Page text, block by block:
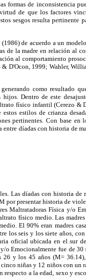
formas de inconsistencia
de que los factores
sesgos resulta pertinente
de acuerdo a un
de la madre en relación al
al comportamiento
D'Ocon, 1999; Wahler,
como resultado
hijos. Dentro de este
físico infantil (Cerezo &
estilos de crianza
pertinentes. Con base en
entre díadas con historia de
Las díadas con historia de
por presentar historia de
Maltratadoras Física y/o
físico medio. Las madres
El 90% eran madres
los seis y los siete años,
oficial ubicada en el sur
o Emocionalmente fue de 30
26 y los 45 años (M=
niñas y 12 niños con un
respecto a la edad, sexo y